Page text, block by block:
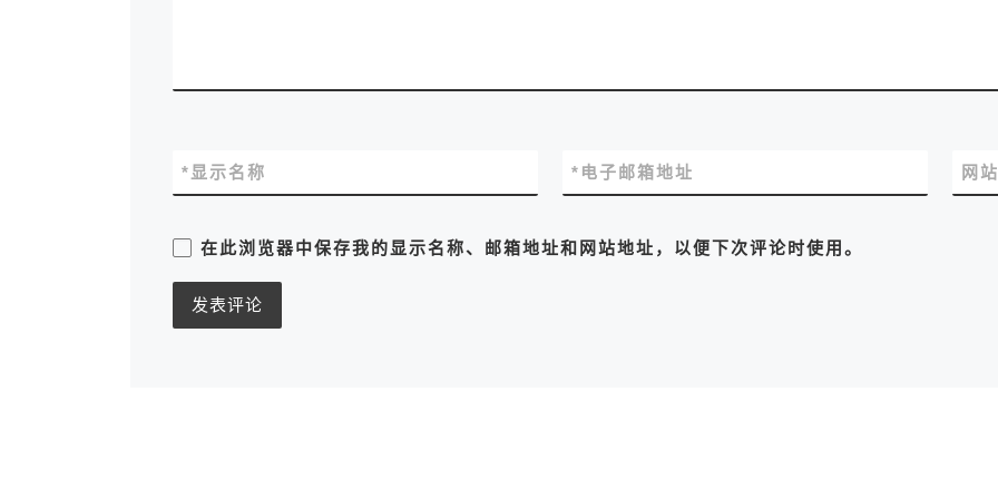
显示名称
* 电子邮箱地址
* 网
在此浏览器中保存我的显示名称、邮箱地址和网站地址，以便下次评论时使用。